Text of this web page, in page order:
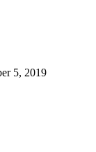
5, 2019